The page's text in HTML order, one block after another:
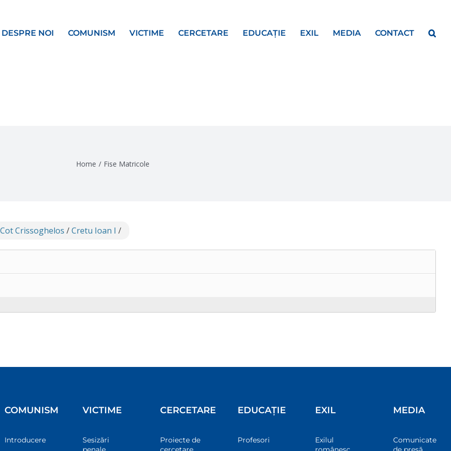
DESPRE NOI COMUNISM VICTIME CERCETARE EDUCAȚIE EXIL MEDIA CONTACT
Home / Fise Matricole
Crissoghelos /Cretu Ioan I /
COMUNISM
Introducere
VICTIME
Sesizări
CERCETARE
Proiecte de
EDUCAȚIE
Profesori
EXIL
Exilul
MEDIA
Comunicate